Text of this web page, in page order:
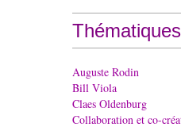
Thématiques
Auguste Rodin
Bill Viola
Claes Oldenburg
Collaboration et co-